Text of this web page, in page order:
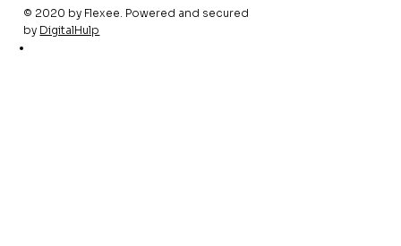
© 2020 by Flexee. Powered and secured
by DigitalHulp